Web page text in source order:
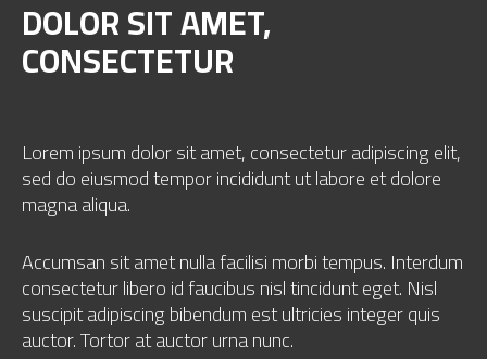
DOLOR SIT AMET,
CONSECTETUR
Lorem ipsum dolor sit amet, consecteturadipiscing elit,
sed do eiusmod temporincididunt ut labore et dolore
magna aliqua.
Accumsan sit amet nulla facilisi morbitempus. Interdum
consectetur libero idfaucibus nisl tincidunt eget. Nisl
suscipitadipiscing bibendum est ultricies integer quis
auctor. Tortor at auctor urna nunc.